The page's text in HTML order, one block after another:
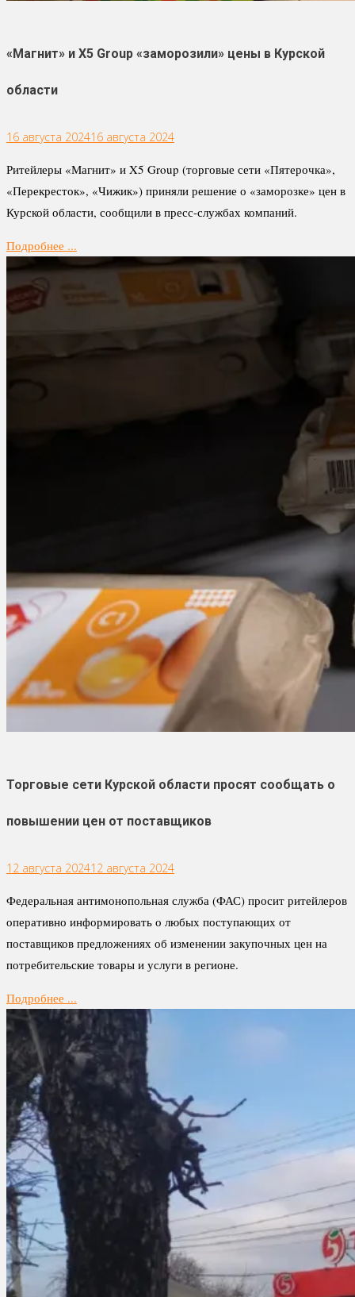
«Магнит» и X5 Group «заморозили» цены в Курской
области
16 августа 202416 августа 2024
Ритейлеры «Магнит» и X5 Group (торговые сети «Пятерочка»,
«Перекресток», «Чижик») приняли решение о «заморозке» цен в
Курской области, сообщили в пресс-службах компаний.
Подробнее ...
Торговые сети Курской области просят сообщать о
повышении цен от поставщиков
12 августа 202412 августа 2024
Федеральная антимонопольная служба (ФАС) просит ритейлеров
оперативно информировать о любых поступающих от
поставщиков предложениях об изменении закупочных цен на
потребительские товары и услуги в регионе.
Подробнее ...